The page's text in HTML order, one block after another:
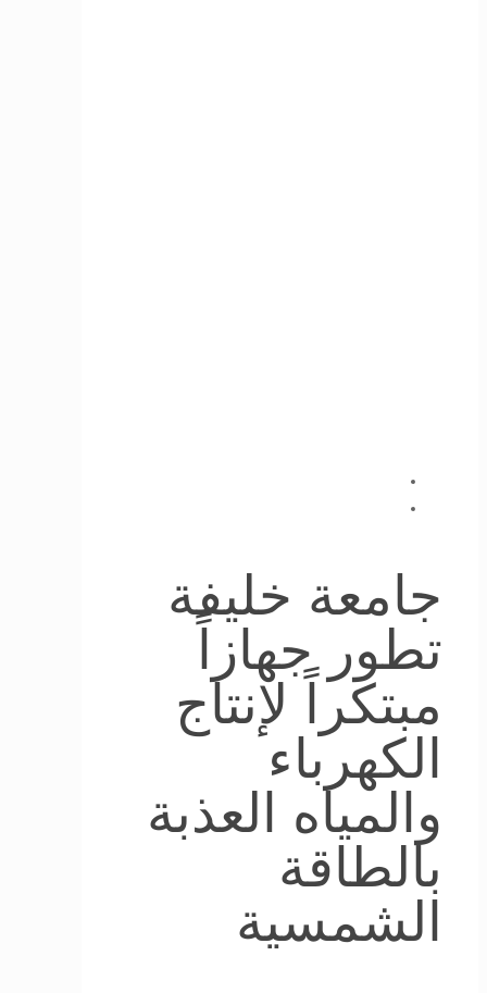
جامعة خليفة
تطور جهازاً
مبتكراً لإنتاج
الكهرباء
والمياه العذبة
بالطاقة
الشمسية